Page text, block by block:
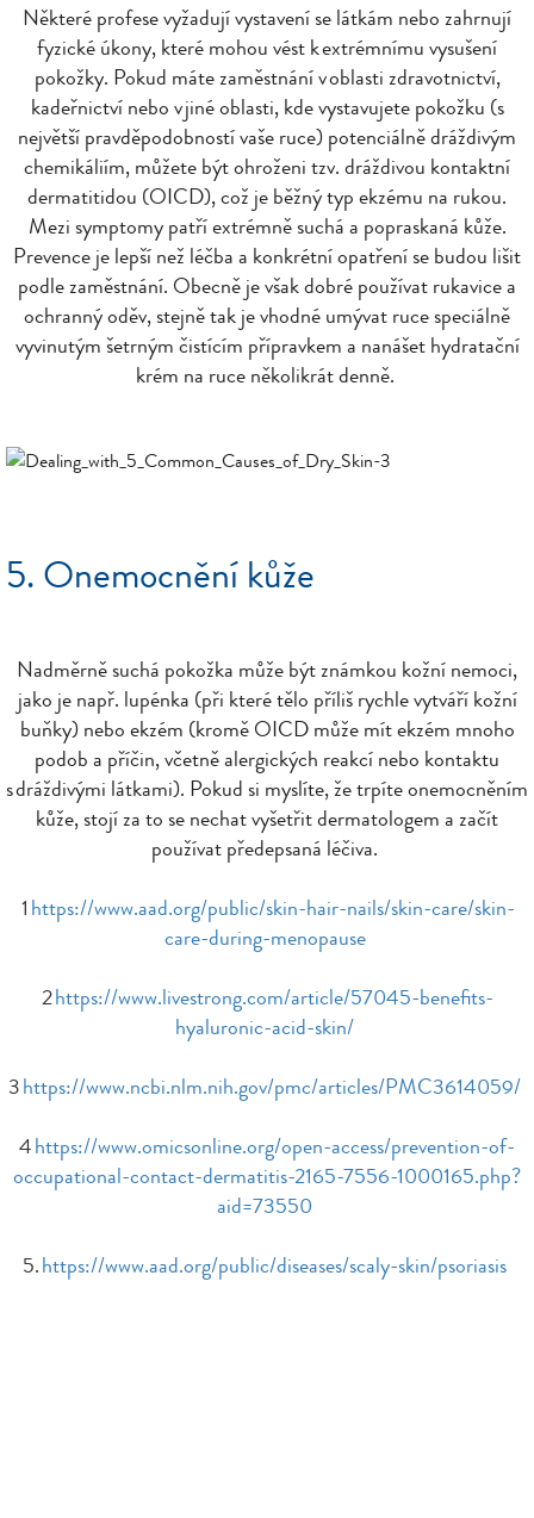
Některé profese vyžadují vystavení se látkám nebo zahrnují
fyzické úkony, které mohou vést k extrémnímu vysušení
pokožky. Pokud máte zaměstnání v oblasti zdravotnictví,
kadeřnictví nebo v jiné oblasti, kde vystavujete pokožku (s
největší pravděpodobností vaše ruce) potenciálně dráždivým
chemikáliím, můžete být ohroženi tzv. dráždivou kontaktní
dermatitidou (OICD), což je běžný typ ekzému na rukou.
Mezi symptomy patří extrémně suchá a popraskaná kůže.
Prevence je lepší než léčba a konkrétní opatření se budou lišit
podle zaměstnání. Obecně je však dobré používat rukavice a
ochranný oděv, stejně tak je vhodné umývat ruce speciálně
vyvinutým šetrným čistícím přípravkem a nanášet hydratační
krém na ruce několikrát denně.
5. Onemocnění kůže
Nadměrně suchá pokožka může být známkou kožní nemoci,
jako je např. lupénka (při které tělo příliš rychle vytváří kožní
buňky) nebo ekzém (kromě OICD může mít ekzém mnoho
podob a příčin, včetně alergických reakcí nebo kontaktu
s dráždivými látkami). Pokud si myslíte, že trpíte onemocněním
kůže, stojí za to se nechat vyšetřit dermatologem a začít
používat předepsaná léčiva.
1https://www.aad.org/public/skin-hair-nails/skin-care/skin-
care-during-menopause
2https://www.livestrong.com/article/57045-benefits-
hyaluronic-acid-skin/
3https://www.ncbi.nlm.nih.gov/pmc/articles/PMC3614059/
4https://www.omicsonline.org/open-access/prevention-of-
occupational-contact-dermatitis-2165-7556-1000165.php?
aid=73550
5.https://www.aad.org/public/diseases/scaly-skin/psoriasis